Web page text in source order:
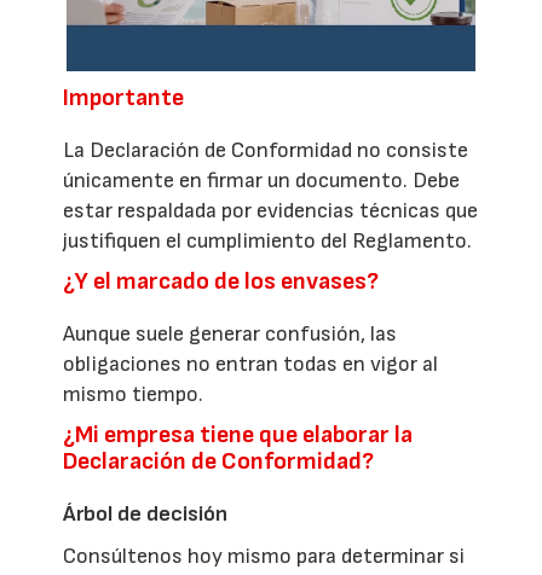
Importante
La Declaración de Conformidad no consiste
únicamente en firmar un documento. Debe
estar respaldada por evidencias técnicas que
justifiquen el cumplimiento del Reglamento.
¿Y el marcado de los envases?
Aunque suele generar confusión, las
obligaciones no entran todas en vigor al
mismo tiempo.
¿Mi empresa tiene que elaborar la
Declaración de Conformidad?
Árbol de decisión
Consúltenos hoy mismo para determinar si